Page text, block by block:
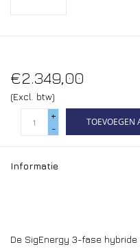
€2.349,00
(Excl. btw)
+
-
TOEVOEGEN
Informatie
De SigEnergy 3-fase hybride